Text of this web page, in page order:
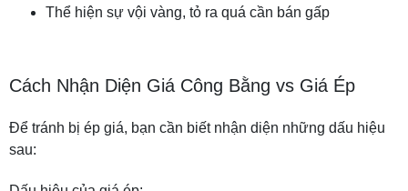
Thể hiện sự vội vàng, tỏ ra quá cần bán gấp
Cách Nhận Diện Giá Công Bằng vs Giá Ép
Để tránh bị ép giá, bạn cần biết nhận diện những dấu hiệu
sau: